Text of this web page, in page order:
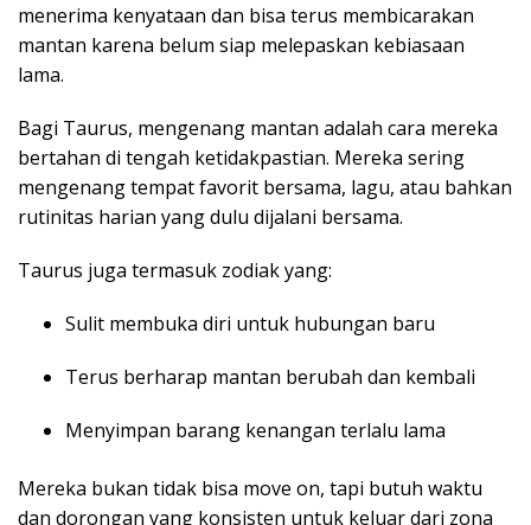
menerima kenyataan dan bisa terus membicarakan
mantan karena belum siap melepaskan kebiasaan
lama.
Bagi Taurus, mengenang mantan adalah cara mereka
bertahan di tengah ketidakpastian. Mereka sering
mengenang tempat favorit bersama, lagu, atau bahkan
rutinitas harian yang dulu dijalani bersama.
Taurus juga termasuk zodiak yang:
Sulit membuka diri untuk hubungan baru
Terus berharap mantan berubah dan kembali
Menyimpan barang kenangan terlalu lama
Mereka bukan tidak bisa move on, tapi butuh waktu
dan dorongan yang konsisten untuk keluar dari zona